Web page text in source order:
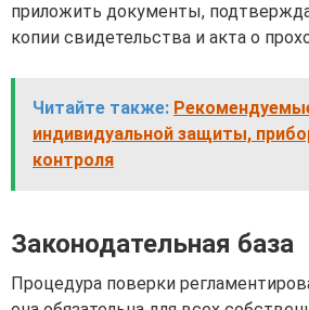
приложить документы,
копии свидетельства и акта о
Читайте также:
индивидуальной защиты,
контроля
Законодательная база
Процедура поверки